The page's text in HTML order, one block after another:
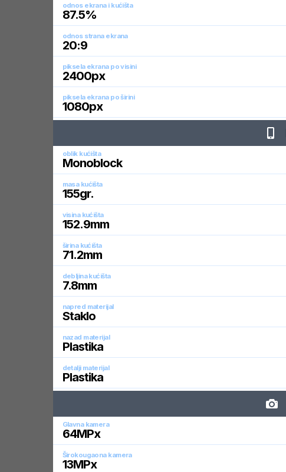
odnos ekrana i kućišta
87.5%
odnos strana ekrana
20:9
piksela ekrana po visini
2400px
piksela ekrana po širini
1080px
oblik kućišta
Monoblock
masa kućišta
155gr.
visina kućišta
152.9mm
širina kućišta
71.2mm
debljina kućišta
7.8mm
napred materijal
Staklo
nazad materijal
Plastika
detalji materijal
Plastika
Glavna kamera
64MPx
Širokougaona kamera
13MPx